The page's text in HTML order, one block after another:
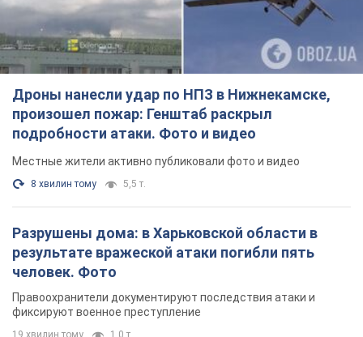
Дроны нанесли удар по НПЗ в Нижнекамске,
произошел пожар: Генштаб раскрыл
подробности атаки. Фото и видео
Местные жители активно публиковали фото и видео
8 хвилин тому 5,5 т.
Разрушены дома: в Харьковской области в
результате вражеской атаки погибли пять
человек. Фото
Правоохранители документируют последствия атаки и
фиксируют военное преступление